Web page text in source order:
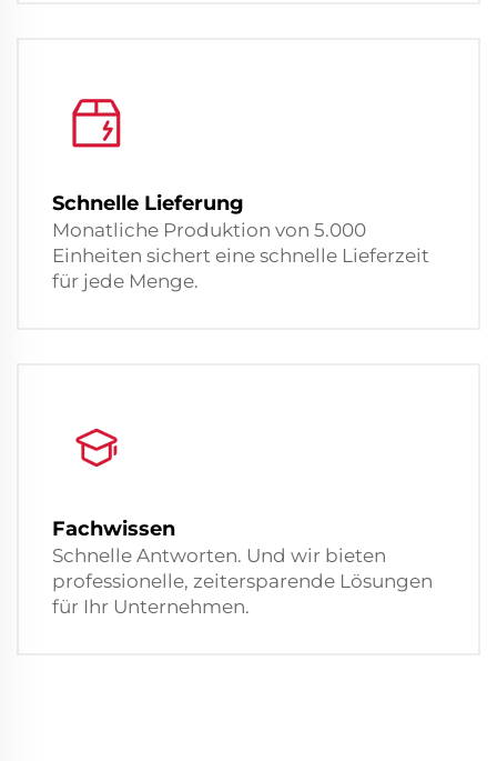
Schnelle Lieferung
Monatliche Produktion von 5.000
Einheiten sichert eine schnelle Lieferzeit
für jede Menge.
Fachwissen
Schnelle Antworten. Und wir bieten
professionelle, zeitersparende Lösungen
für Ihr Unternehmen.